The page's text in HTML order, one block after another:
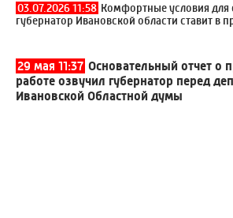
03.07.2026 11:58 Комфортные условия для
губернатор Ивановской области ставит в
29 мая 11:37 Основательный отчет о
работе озвучил губернатор перед
Ивановской Областной думы